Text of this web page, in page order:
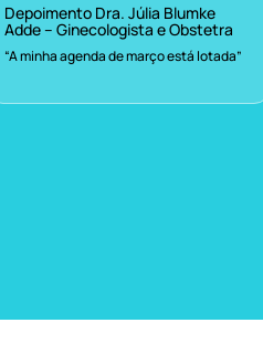
Depoimento Dra. Júlia Blumke
Adde – Ginecologista e Obstetra
“A minha agenda de março está lotada”